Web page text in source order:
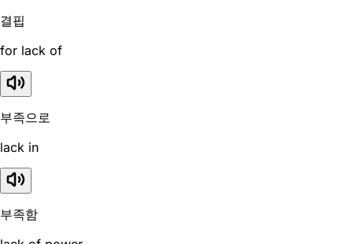
결핍
for lack of
부족으로
lack in
부족함